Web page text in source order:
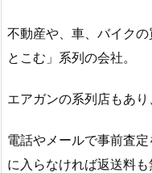
不動産や、車、バイク
とこむ」系列の会社。
エアガンの系列店もあり
電話やメールで事前査
に入らなければ返送料も